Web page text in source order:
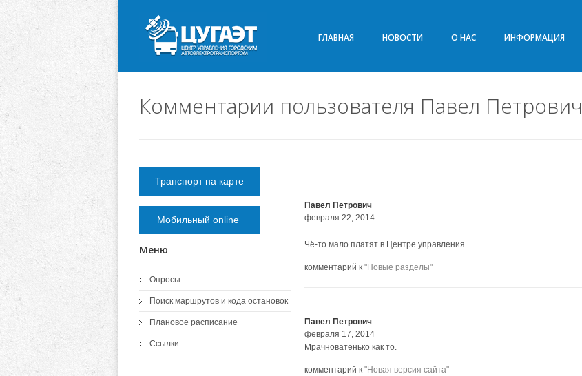
ГЛАВНАЯ НОВОСТИ О НАС ИНФОРМАЦИЯ
Комментарии пользователя Павел Петрович
Павел Петрович
февраля 22, 2014
Чё-то мало платят в Центре управления.....
комментарий к "Новые разделы"
Павел Петрович
февраля 17, 2014
Мрачноватенько как то.
комментарий к "Новая версия сайта"
Транспорт на карте
Мобильный online
Меню
Опросы
Поиск маршрутов и кода остановок
Плановое расписание
Ссылки